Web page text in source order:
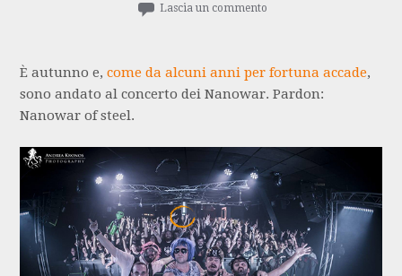
Lascia un commento
È autunno e,come da alcuni anni per fortuna accade,
sono andato al concerto dei Nanowar. Pardon:
Nanowar of steel.